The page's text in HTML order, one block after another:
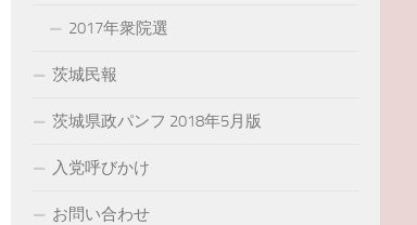
2017年衆院選
茨城民報
茨城県政パンフ 2018年5月版
入党呼びかけ
お問い合わせ